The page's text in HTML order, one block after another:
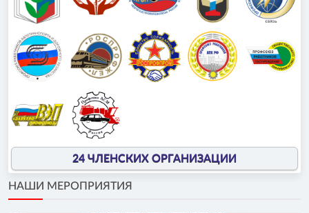
24 ЧЛЕНСКИХ ОРГАНИЗАЦИИ
НАШИ МЕРОПРИЯТИЯ